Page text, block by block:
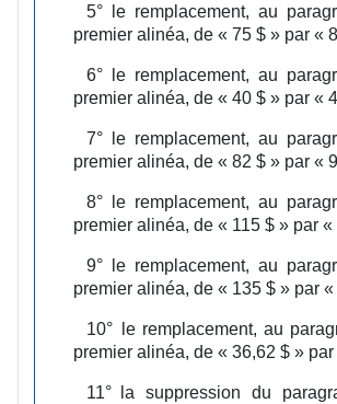
5° le remplacement, au
premier alinéa, de « 75 $ » par «
6° le remplacement, au
premier alinéa, de « 40 $ » par «
7° le remplacement, au
premier alinéa, de « 82 $ » par «
8° le remplacement, au
premier alinéa, de « 115 $ » par «
9° le remplacement, au
premier alinéa, de « 135 $ » par «
10° le remplacement, au
premier alinéa, de « 36,62 $ »
11° la suppression du